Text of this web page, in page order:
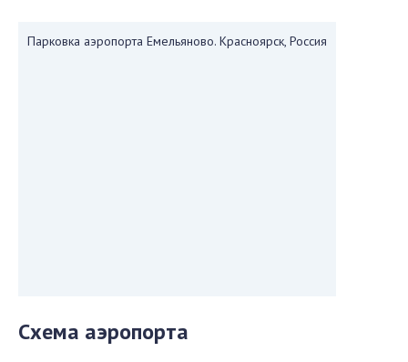
Парковка аэропорта Емельяново. Красноярск, Россия
Схема аэропорта